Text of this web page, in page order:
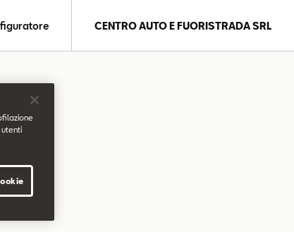
CENTRO AUTO E FUORISTRADA SRL